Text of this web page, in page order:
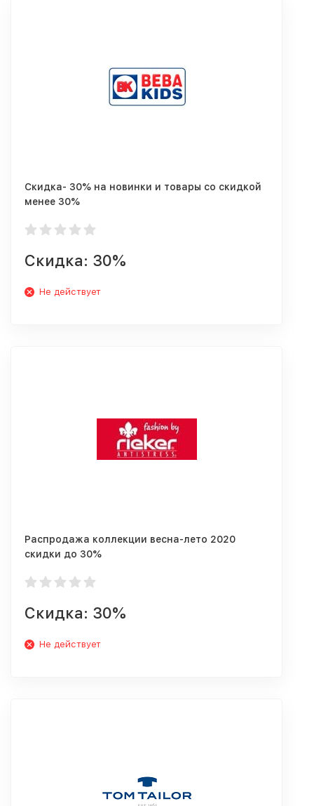
Скидка- 30% на новинки и товары со скидкой
менее 30%
Скидка: 30%
Не действует
Распродажа коллекции весна-лето 2020
скидки до 30%
Скидка: 30%
Не действует